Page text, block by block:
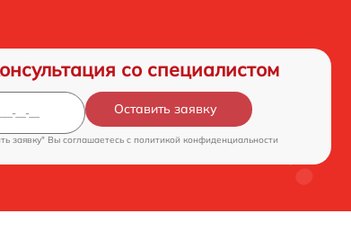
со специалистом
Оставить заявку
заявку" Вы соглашаетесь c политикой конфиденциальности